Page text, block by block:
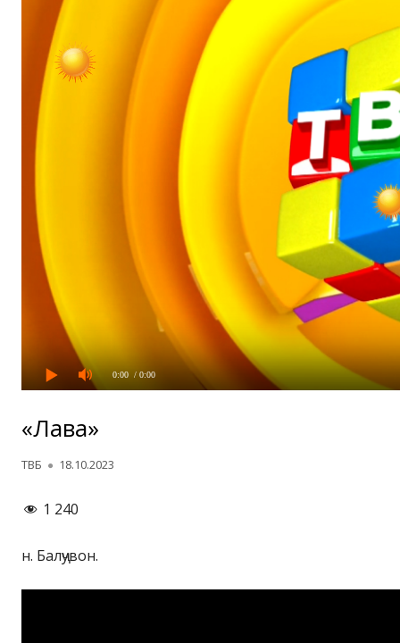
0:00 / 0:00
«Лавҳа»
Автор
ТВБ Опубликовано
18.10.2023
1 240
н. Балҷувон.